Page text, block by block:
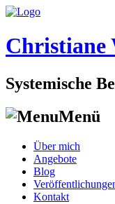
Christiane
Systemische
Menü
Skip
content
Über mich
Angebote
Blog
Kontakt